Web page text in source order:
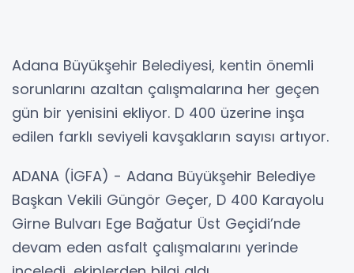
Adana Büyükşehir Belediyesi, kentin önemli
sorunlarını azaltan çalışmalarına her geçen
gün bir yenisini ekliyor. D 400 üzerine inşa
edilen farklı seviyeli kavşakların sayısı artıyor.
ADANA (İGFA) - Adana Büyükşehir Belediye
Başkan Vekili Güngör Geçer, D 400 Karayolu
Girne Bulvarı Ege Bağatur Üst Geçidi’nde
devam eden asfalt çalışmalarını yerinde